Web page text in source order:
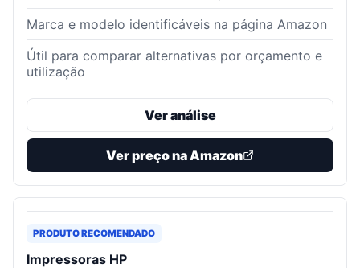
Marca e modelo identificáveis na página Amazon
Útil para comparar alternativas por orçamento e
utilização
Ver análise
Ver preço na Amazon
PRODUTO RECOMENDADO
Impressoras HP